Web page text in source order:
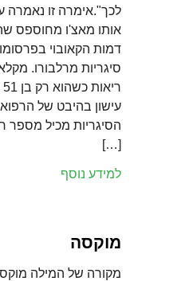
לכך".אימרה זו נאמרה
אותו מאצ'ו מחוספס
דמות הקאובוי
סיגריות מרלבורו.
עישון בהיבט של
הסיגריות מכיל מספר
[…]
למידע נוסף
מוקסה
מקורה של המילה